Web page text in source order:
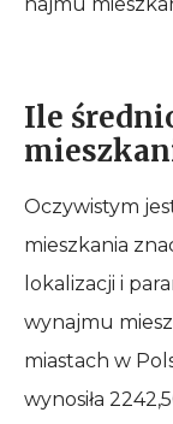
Ile
Oczywistym
mieszkania
lokalizacji i
wynajmu
miastach w
wynosiła